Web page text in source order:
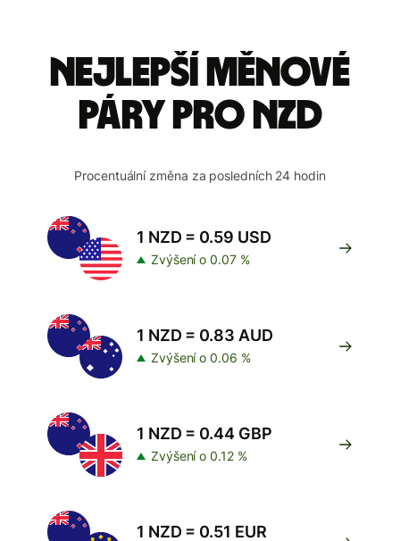
Nejlepší měnové
páry pro NZD
Procentuální změna za posledních 24 hodin
1 NZD = 0.59 USD
Zvýšení o 0.07 %
1 NZD = 0.83 AUD
Zvýšení o 0.06 %
1 NZD = 0.44 GBP
Zvýšení o 0.12 %
1 NZD = 0.51 EUR